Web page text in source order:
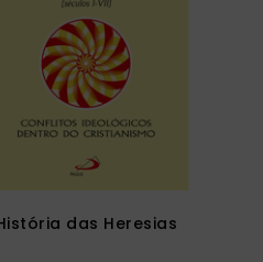
das Heresias